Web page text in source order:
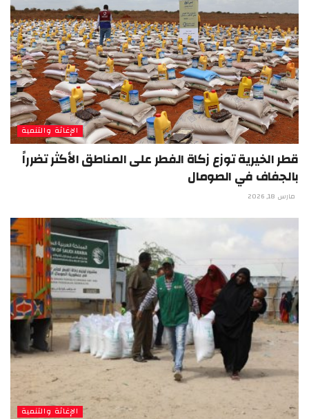
الإغاثة والتنمية
قطر الخيرية توزع زكاة الفطر على المناطق الأكثر تضرراً
بالجفاف في الصومال
مارس 18, 2026
الإغاثة والتنمية